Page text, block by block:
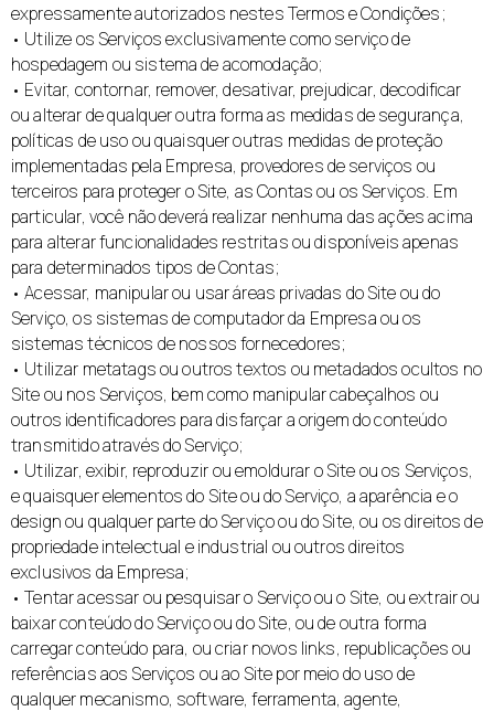
expressamente autorizados nestes Termos e Condições;
• Utilize os Serviços exclusivamente como serviço de
hospedagem ou sistema de acomodação;
• Evitar, contornar, remover, desativar, prejudicar, decodificar
ou alterar de qualquer outra forma as medidas de segurança,
políticas de uso ou quaisquer outras medidas de proteção
implementadas pela Empresa, provedores de serviços ou
terceiros para proteger o Site, as Contas ou os Serviços. Em
particular, você não deverá realizar nenhuma das ações acima
para alterar funcionalidades restritas ou disponíveis apenas
para determinados tipos de Contas;
• Acessar, manipular ou usar áreas privadas do Site ou do
Serviço, os sistemas de computador da Empresa ou os
sistemas técnicos de nossos fornecedores;
• Utilizar metatags ou outros textos ou metadados ocultos no
Site ou nos Serviços, bem como manipular cabeçalhos ou
outros identificadores para disfarçar a origem do conteúdo
transmitido através do Serviço;
• Utilizar, exibir, reproduzir ou emoldurar o Site ou os Serviços,
e quaisquer elementos do Site ou do Serviço, a aparência e o
design ou qualquer parte do Serviço ou do Site, ou os direitos de
propriedade intelectual e industrial ou outros direitos
exclusivos da Empresa;
• Tentar acessar ou pesquisar o Serviço ou o Site, ou extrair ou
baixar conteúdo do Serviço ou do Site, ou de outra forma
carregar conteúdo para, ou criar novos links, republicações ou
referências aos Serviços ou ao Site por meio do uso de
qualquer mecanismo, software, ferramenta, agente,